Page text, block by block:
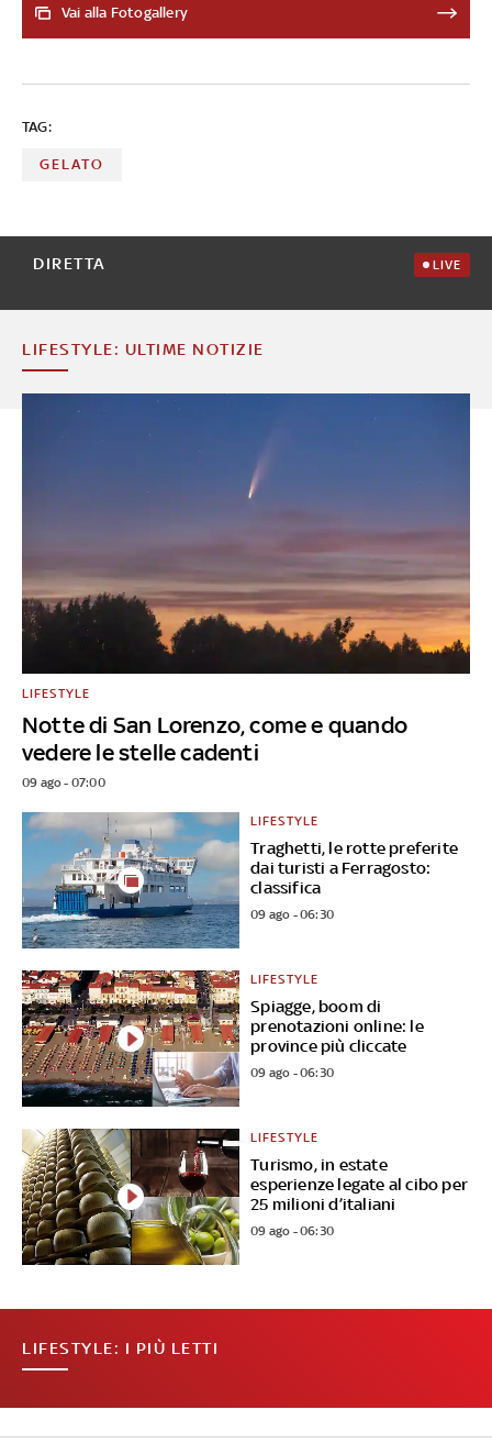
quest'anno, non è dunque uno specifico paese europeo
Vai alla Fotogallery
TAG:
GELATO
DIRETTA LIVE
LIFESTYLE: ULTIME NOTIZIE
Notte di San Lorenzo, come e quando
vedere le stelle cadenti
LIFESTYLE
09 ago - 07:00
Traghetti, le rotte preferite
dai turisti a Ferragosto:
classifica
LIFESTYLE
09 ago - 06:30
Spiagge, boom di
prenotazioni online: le
province più cliccate
LIFESTYLE
09 ago - 06:30
Turismo, in estate
esperienze legate al cibo per
25 milioni d’italiani
LIFESTYLE
09 ago - 06:30
LIFESTYLE: I PIÙ LETTI